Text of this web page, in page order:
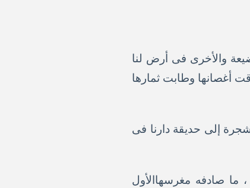
والأخرى فى أرض لنا
أغصانها وطابت ثمارها
إلى حديقة دارنا فى
ما صادفه مغرسهاالأول